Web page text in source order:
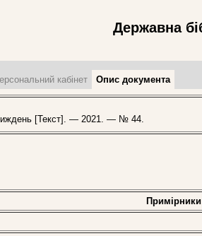
Державна
кабінет Опис документа
[Текст]. — 2021. — № 44.
Примірники